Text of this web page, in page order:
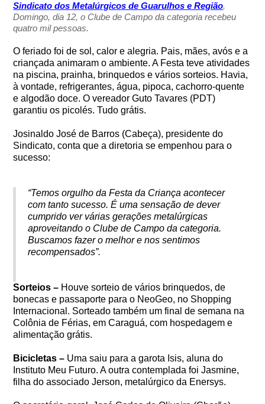
Sindicato dos Metalúrgicos de Guarulhos e Região.
Domingo, dia 12, o Clube de Campo da categoria recebeu
quatro mil pessoas.
O feriado foi de sol, calor e alegria. Pais, mães, avós e a
criançada animaram o ambiente. A Festa teve atividades
na piscina, prainha, brinquedos e vários sorteios. Havia,
à vontade, refrigerantes, água, pipoca, cachorro-quente
e algodão doce. O vereador Guto Tavares (PDT)
garantiu os picolés. Tudo grátis.
Josinaldo José de Barros (Cabeça), presidente do
Sindicato, conta que a diretoria se empenhou para o
sucesso:
“Temos orgulho da Festa da Criança acontecer
com tanto sucesso. É uma sensação de dever
cumprido ver várias gerações metalúrgicas
aproveitando o Clube de Campo da categoria.
Buscamos fazer o melhor e nos sentimos
recompensados”.
Sorteios – Houve sorteio de vários brinquedos, de
bonecas e passaporte para o NeoGeo, no Shopping
Internacional. Sorteado também um final de semana na
Colônia de Férias, em Caraguá, com hospedagem e
alimentação grátis.
Bicicletas – Uma saiu para a garota Isis, aluna do
Instituto Meu Futuro. A outra contemplada foi Jasmine,
filha do associado Jerson, metalúrgico da Enersys.